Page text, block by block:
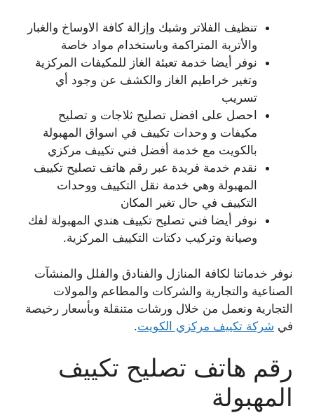
تنظيف الفلاتر وشبك وإزالة كافة الاوساخ والغبار
والأتربة المتراكمة وباستخدام مواد خاصة
نوفر أيضا خدمة تعبئة الغاز للمكيفات المركزية
وتغير خراطيم الغاز والكشف عن وجود أي
تسريب
احصل على افضل تصليح ثلاجات و تصليح
مكيفات و وحدات تكييف في اسواق المهبولة
بالكويت مع خدمة أفضل فني تكييف مركزي
نقدم خدمة فريدة عبر رقم هاتف تصليح تكييف
المهبولة وهي خدمة نقل التكييف ووحدات
التكييف في حال تغير المكان
نوفر أيضا فني تصليح تكييف هندي المهبولة لفك
وصيانة وتركيب دكتات التكييف المركزية.
نوفر خدماتنا لكافة المنازل والفنادق والفلل والمنشآت
الصناعية والتجارية والشركات والمطاعم والمولات
التجارية ونعمل من خلال ورشات متنقلة وبأسعار رخيصة
في شركة تكييف مركزي الكويت.
رقم هاتف تصليح تكييف
المهبولة